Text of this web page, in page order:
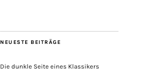
NEUESTE BEITRÄGE
Die dunkle Seite eines Klassikers